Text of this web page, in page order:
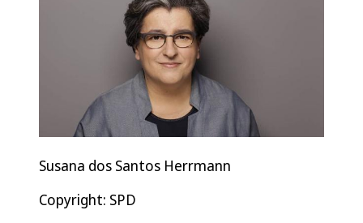
Susana dos Santos Herrmann
Copyright: SPD